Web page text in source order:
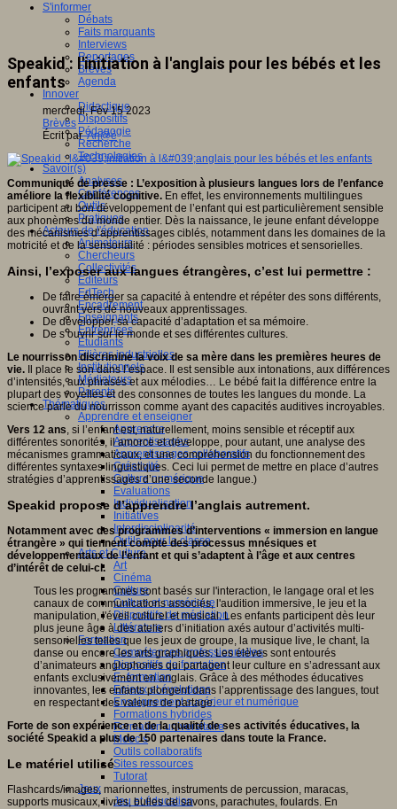
S'informer
Débats
Faits marquants
Interviews
Reportages
Brèves
Agenda
Innover
Didactique
Dispositifs
Pédagogie
Recherche
Technologies
Savoir(s)
Analyses
Conférences
Outils
Pratiques
Acteurs de l'éducation
Animateurs
Chercheurs
Collectivités
Editeurs
EdTech
Encadrement
Enseignants
Entreprises
Etudiants
Filières industrielles
Institutionnels
Médiateurs
Parents
Thématiques
Apprendre et enseigner
Apprendre
Apprentissages
Apprentissages collaboratifs
Créativité
Culture numérique
Evaluations
Individualisation
Initiatives
Interdisciplinarité
Outils pour la classe
Arts et Culture
Art
Cinéma
Culture
Culture et numérique
Dispositifs de médiation
Littérature
Formation
Compétences professionnelles
Dispositifs de formation
E- formation
Enjeux et évolutions
Enseignement supérieur et numérique
Formations hybrides
Formation universitaire
Mooc’s
Outils collaboratifs
Sites ressources
Tutorat
Jeux
Jeu et éducation
Speakid : l'initiation à l'anglais pour les bébés et les
enfants
mercredi, Fév 15 2023
Brèves
Écrit parAn@é
Communiqué de presse : L’exposition à plusieurs langues lors de l’enfance
améliore la flexibilité cognitive. En effet, les environnements multilingues
participent au bon développement de l’enfant qui est particulièrement sensible
aux phonèmes du monde entier. Dès la naissance, le jeune enfant développe
des mécanismes d’apprentissages ciblés, notamment dans les domaines de la
motricité et de la sensorialité : périodes sensibles motrices et sensorielles.
Ainsi, l’exposer aux langues étrangères, c’est lui permettre :
De faire émerger sa capacité à entendre et répéter des sons différents,
ouvrant vers de nouveaux apprentissages.
De développer sa capacité d’adaptation et sa mémoire.
De s’ouvrir sur le monde et ses différentes cultures.
Le nourrisson discrimine la voix de sa mère dans les premières heures de
vie. Il place le son dans l’espace. Il est sensible aux intonations, aux différences
d’intensités, aux phrasés et aux mélodies… Le bébé fait la différence entre la
plupart des voyelles et des consonnes de toutes les langues du monde. La
science parle du nourrisson comme ayant des capacités auditives incroyables.
Vers 12 ans, si l’enfant est, naturellement, moins sensible et réceptif aux
différentes sonorités, il amorce et développe, pour autant, une analyse des
mécanismes grammaticaux, et une compréhension du fonctionnement des
différentes syntaxes linguistiques. Ceci lui permet de mettre en place d’autres
stratégies d’apprentissages d’une seconde langue.)
Speakid propose d’apprendre l’anglais autrement.
Notamment avec des programmes d’interventions « immersion en langue
étrangère » qui tiennent compte des processus mnésiques et
développementaux de l’enfant et qui s’adaptent à l’âge et aux centres
d’intérêt de celui-ci.
Tous les programmes sont basés sur l'interaction, le langage oral et les
canaux de communications associés, l'audition immersive, le jeu et la
manipulation, l'éveil culturel et musical. Les enfants participent dès leur
plus jeune âge à des ateliers d’initiation axés autour d’activités multi-
sensorielles telles que les jeux de groupe, la musique live, le chant, la
danse ou encore les arts graphiques. Les élèves sont entourés
d’animateurs anglophones qui partagent leur culture en s’adressant aux
enfants exclusivement en anglais. Grâce à des méthodes éducatives
innovantes, les enfants plongent dans l’apprentissage des langues, tout
en respectant des valeurs de partage.
Forte de son expérience et de la qualité de ses activités éducatives, la
société Speakid a plus de 150 partenaires dans toute la France.
Le matériel utilisé
Flashcards/images, marionnettes, instruments de percussion, maracas,
supports musicaux, livres, bulles de savons, parachutes, foulards. En